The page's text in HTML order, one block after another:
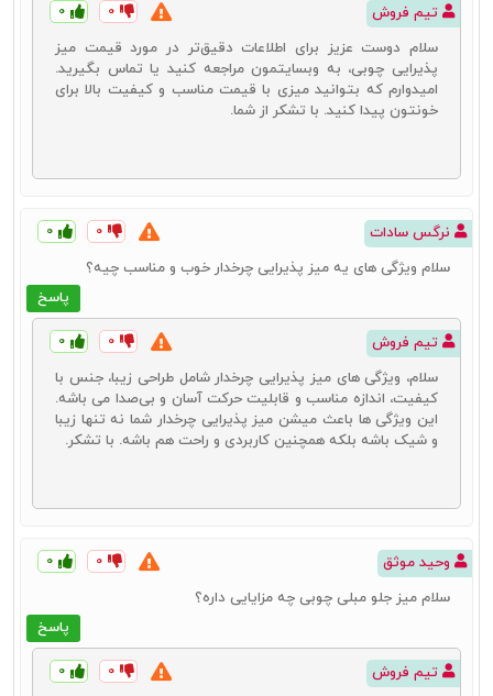
تیم فروش ۰ ۰
سلام دوست عزیز برای اطلاعات دقیق‌تر در مورد قیمت میز
پذیرایی چوبی، به وبسایتمون مراجعه کنید یا تماس بگیرید.
امیدوارم که بتوانید میزی با قیمت مناسب و کیفیت بالا برای
خونتون پیدا کنید. با تشکر از شما.
نرگس سادات ۰ ۰
پاسخ
سلام ویژگی های یه میز پذیرایی چرخدار خوب و مناسب چیه؟
تیم فروش ۰ ۰
سلام، ویژگی‌ های میز پذیرایی چرخدار شامل طراحی زیبا، جنس با
کیفیت، اندازه مناسب و قابلیت حرکت آسان و بی‌صدا می‌ باشه.
این ویژگی‌ ها باعث میشن میز پذیرایی چرخدار شما نه تنها زیبا
و شیک باشه بلکه همچنین کاربردی و راحت هم باشه. با تشکر.
وحید موثق ۰ ۰
پاسخ
سلام میز جلو مبلی چوبی چه مزایایی داره؟
تیم فروش ۰ ۰